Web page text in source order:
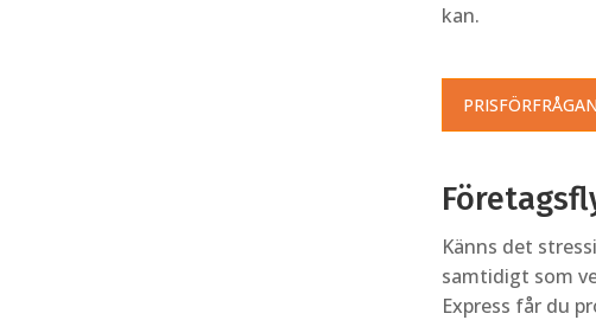
kan.
Känns det
samtidigt som
Express får du